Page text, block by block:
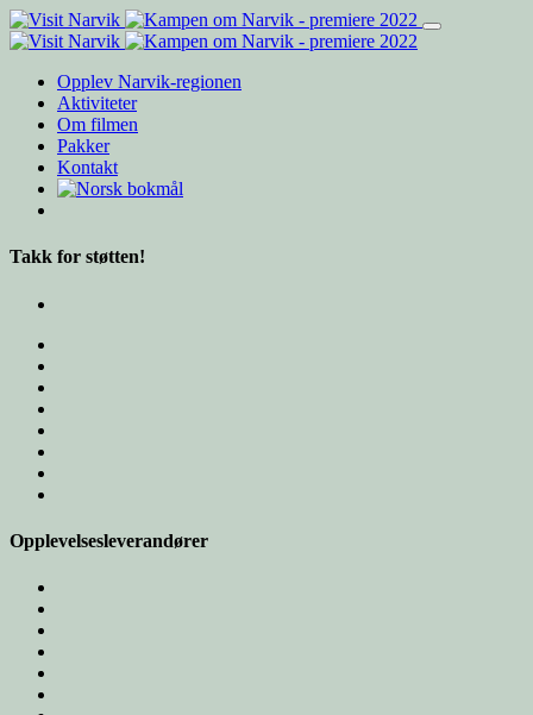
Opplev Narvik-regionen
Aktiviteter
Om filmen
Pakker
Kontakt
Takk for støtten!
Opplevelsesleverandører